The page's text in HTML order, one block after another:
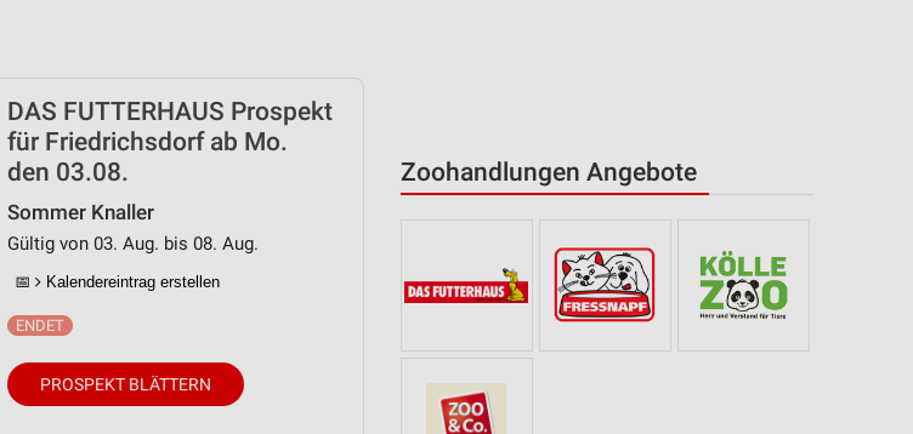
Zoohandlungen Angebote
DAS FUTTERHAUS Prospekt
für Friedrichsdorf ab Mo.
den 03.08.
Sommer Knaller
Gültig von 03. Aug. bis 08. Aug.
📅 Kalendereintrag erstellen
PROSPEKT BLÄTTERN